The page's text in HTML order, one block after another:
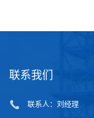
联系我们
联系人：刘经理